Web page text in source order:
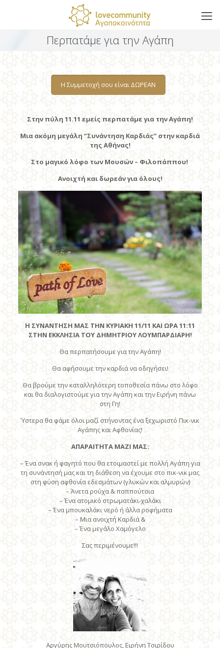
Περπατάμε για την Αγάπη
H Συμμετοχή σου είναι ΔΩΡΕΑΝ
Στην πύλη 11.11 εμείς περπατάμε για την Αγάπη!
Μια ακόμη μεγάλη “Συνάντηση Καρδιάς” στην καρδιά
της Αθήνας!
Στο μαγικό λόφο των Μουσών – Φιλοπάππου!
Ανοιχτή και δωρεάν για όλους!
Η ΣΥΝΑΝΤΗΣΗ ΜΑΣ ΤΗΝ ΚΥΡΙΑΚΗ 11/11 ΚΑΙ ΩΡΑ 11:11
ΣΤΗΝ ΕΚΚΛΗΣΙΑ ΤΟΥ ΔΗΜΗΤΡΙΟΥ ΛΟΥΜΠΑΡΔΙΑΡΗ!
Θα περπατήσουμε για την Αγάπη!
Θα αφήσουμε την καρδιά να οδηγήσει!
Θα βρούμε την καταλληλότερη τοποθεσία πάνω στο λόφο
και θα διαλογιστούμε για την Αγάπη και την Ειρήνη πάνω
στη Γη!
Ύστερα θα φάμε όλοι μαζί στήνοντας ένα ξεχωριστό Πικ-νικ
Αγάπης και Αφθονίας!
ΑΠΑΡΑΙΤΗΤΑ ΜΑΖΙ ΜΑΣ:
– Ένα σνακ ή φαγητό που θα ετοιμαστεί με πολλή Αγάπη για
τη συνάντησή μας και τη διάθεση να έχουμε στο πικ-νικ μας
στη φύση αφθονία εδεσμάτων (γλυκών και αλμυρών)
– Άνετα ρούχα & παππούτσια
– Ένα ατομικό στρωματάκι-χαλάκι
– Ένα μπουκαλάκι νερό ή άλλα ροφήματα
– Μια ανοιχτή Καρδιά &
– Ένα μεγάλο Χαμόγελο
Σας περιμένουμε!!!
Αργύρης Μουτσιόπουλος, Ειρήνη Τσιρίδου